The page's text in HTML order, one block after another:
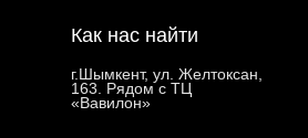
Как нас найти
г.Шымкент, ул. Желтоксан,
163. Рядом с ТЦ
«Вавилон»